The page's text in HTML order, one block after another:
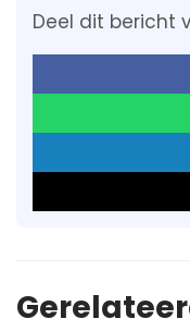
Deel dit bericht